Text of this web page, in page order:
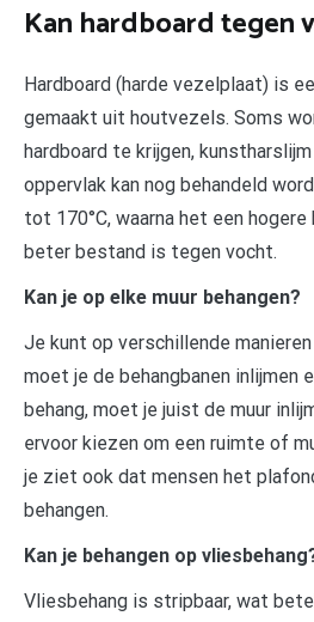
Kan hardboard tegen
Hardboard (harde vezelplaat) is
gemaakt uit houtvezels. Soms
hardboard te krijgen,
oppervlak kan nog behandeld
tot 170°C, waarna het een
beter bestand is tegen vocht.
Kan je op elke muur behangen?
Je kunt op verschillende
moet je de behangbanen inlijmen
behang, moet je juist de muur
ervoor kiezen om een ruimte of
je ziet ook dat mensen het
behangen.
Kan je behangen op
Vliesbehang is stripbaar, wat